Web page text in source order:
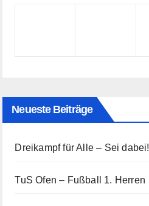
Neueste Beiträge
Dreikampf für Alle – Sei dabei!
TuS Ofen – Fußball 1. Herren